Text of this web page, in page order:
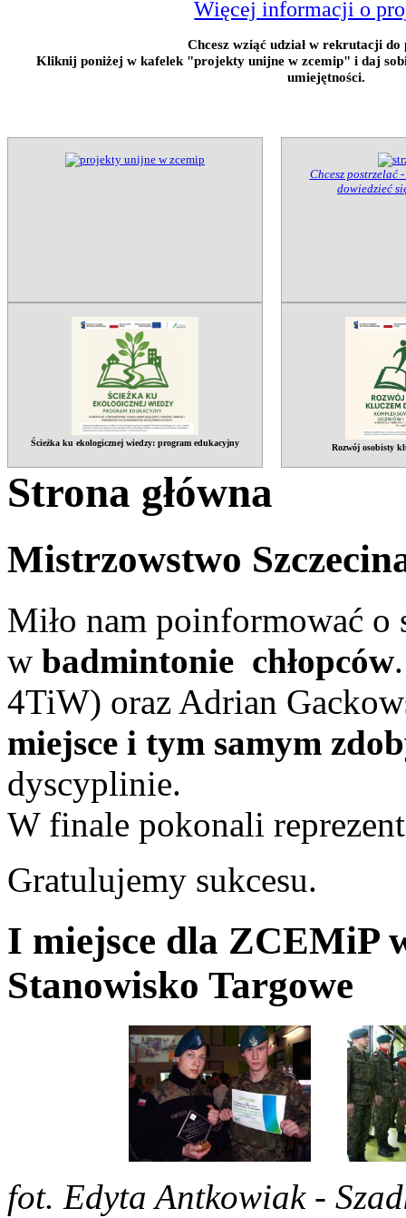
Więcej informacji o
Chcesz wziąć udział w rekrutacji
Kliknij poniżej w kafelek "projekty unijne w zcemip" i daj
umiejętności.
Chcesz postrzelać
dowiedzieć
Ścieżka ku ekologicznej wiedzy: program edukacyjny
Rozwój osobisty
Strona główna
Mistrzowstwo
Miło nam poinformować o
w badmintonie chłopców
4TiW) oraz Adrian
miejsce i tym samym
dyscyplinie.
W finale pokonali
Gratulujemy sukcesu.
I miejsce dla ZCEMiP
Stanowisko Targowe
fot. Edyta Antkowiak -